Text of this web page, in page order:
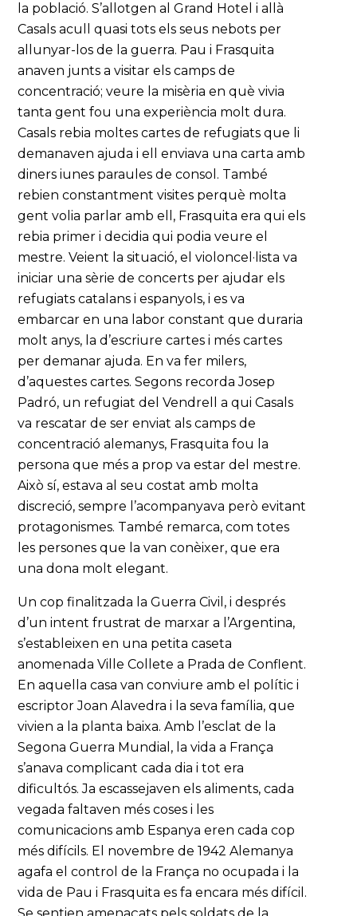
la població. S’allotgen al Grand Hotel i allà
Casals acull quasi tots els seus nebots per
allunyar-los de la guerra. Pau i Frasquita
anaven junts a visitar els camps de
concentració; veure la misèria en què vivia
tanta gent fou una experiència molt dura.
Casals rebia moltes cartes de refugiats que li
demanaven ajuda i ell enviava una carta amb
diners iunes paraules de consol. També
rebien constantment visites perquè molta
gent volia parlar amb ell, Frasquita era qui els
rebia primer i decidia qui podia veure el
mestre. Veient la situació, el violoncel·lista va
iniciar una sèrie de concerts per ajudar els
refugiats catalans i espanyols, i es va
embarcar en una labor constant que duraria
molt anys, la d’escriure cartes i més cartes
per demanar ajuda. En va fer milers,
d’aquestes cartes. Segons recorda Josep
Padró, un refugiat del Vendrell a qui Casals
va rescatar de ser enviat als camps de
concentració alemanys, Frasquita fou la
persona que més a prop va estar del mestre.
Això sí, estava al seu costat amb molta
discreció, sempre l’acompanyava però evitant
protagonismes. També remarca, com totes
les persones que la van conèixer, que era
una dona molt elegant.
Un cop finalitzada la Guerra Civil, i després
d’un intent frustrat de marxar a l’Argentina,
s’estableixen en una petita caseta
anomenada Ville Collete a Prada de Conflent.
En aquella casa van conviure amb el polític i
escriptor Joan Alavedra i la seva família, que
vivien a la planta baixa. Amb l’esclat de la
Segona Guerra Mundial, la vida a França
s’anava complicant cada dia i tot era
dificultós. Ja escassejaven els aliments, cada
vegada faltaven més coses i les
comunicacions amb Espanya eren cada cop
més difícils. El novembre de 1942 Alemanya
agafa el control de la França no ocupada i la
vida de Pau i Frasquita es fa encara més difícil.